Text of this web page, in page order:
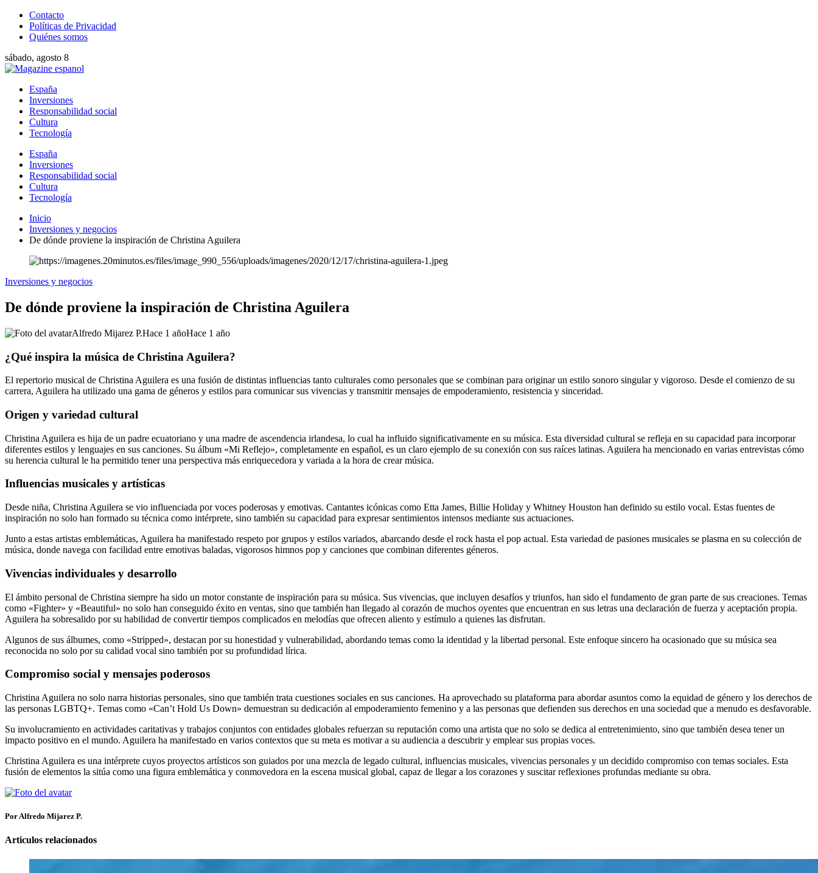
Contacto
Políticas de Privacidad
Quiénes somos
sábado, agosto 8
España
Inversiones
Responsabilidad social
Cultura
Tecnología
España
Inversiones
Responsabilidad social
Cultura
Tecnología
Inicio
Inversiones y negocios
De dónde proviene la inspiración de Christina Aguilera
Inversiones y negocios
De dónde proviene la inspiración de Christina Aguilera
Alfredo Mijarez P.Hace 1 añoHace 1 año
¿Qué inspira la música de Christina Aguilera?
El repertorio musical de Christina Aguilera es una fusión de distintas influencias tanto culturales como personales que se combinan para originar un estilo sonoro singular y vigoroso. Desde el comienzo de su
carrera, Aguilera ha utilizado una gama de géneros y estilos para comunicar sus vivencias y transmitir mensajes de empoderamiento, resistencia y sinceridad.
Origen y variedad cultural
Christina Aguilera es hija de un padre ecuatoriano y una madre de ascendencia irlandesa, lo cual ha influido significativamente en su música. Esta diversidad cultural se refleja en su capacidad para incorporar
diferentes estilos y lenguajes en sus canciones. Su álbum «Mi Reflejo», completamente en español, es un claro ejemplo de su conexión con sus raíces latinas. Aguilera ha mencionado en varias entrevistas cómo
su herencia cultural le ha permitido tener una perspectiva más enriquecedora y variada a la hora de crear música.
Influencias musicales y artísticas
Desde niña, Christina Aguilera se vio influenciada por voces poderosas y emotivas. Cantantes icónicas como Etta James, Billie Holiday y Whitney Houston han definido su estilo vocal. Estas fuentes de
inspiración no solo han formado su técnica como intérprete, sino también su capacidad para expresar sentimientos intensos mediante sus actuaciones.
Junto a estas artistas emblemáticas, Aguilera ha manifestado respeto por grupos y estilos variados, abarcando desde el rock hasta el pop actual. Esta variedad de pasiones musicales se plasma en su colección de
música, donde navega con facilidad entre emotivas baladas, vigorosos himnos pop y canciones que combinan diferentes géneros.
Vivencias individuales y desarrollo
El ámbito personal de Christina siempre ha sido un motor constante de inspiración para su música. Sus vivencias, que incluyen desafíos y triunfos, han sido el fundamento de gran parte de sus creaciones. Temas
como «Fighter» y «Beautiful» no solo han conseguido éxito en ventas, sino que también han llegado al corazón de muchos oyentes que encuentran en sus letras una declaración de fuerza y aceptación propia.
Aguilera ha sobresalido por su habilidad de convertir tiempos complicados en melodías que ofrecen aliento y estímulo a quienes las disfrutan.
Algunos de sus álbumes, como «Stripped», destacan por su honestidad y vulnerabilidad, abordando temas como la identidad y la libertad personal. Este enfoque sincero ha ocasionado que su música sea
reconocida no solo por su calidad vocal sino también por su profundidad lírica.
Compromiso social y mensajes poderosos
Christina Aguilera no solo narra historias personales, sino que también trata cuestiones sociales en sus canciones. Ha aprovechado su plataforma para abordar asuntos como la equidad de género y los derechos de
las personas LGBTQ+. Temas como «Can’t Hold Us Down» demuestran su dedicación al empoderamiento femenino y a las personas que defienden sus derechos en una sociedad que a menudo es desfavorable.
Su involucramiento en actividades caritativas y trabajos conjuntos con entidades globales refuerzan su reputación como una artista que no solo se dedica al entretenimiento, sino que también desea tener un
impacto positivo en el mundo. Aguilera ha manifestado en varios contextos que su meta es motivar a su audiencia a descubrir y emplear sus propias voces.
Christina Aguilera es una intérprete cuyos proyectos artísticos son guiados por una mezcla de legado cultural, influencias musicales, vivencias personales y un decidido compromiso con temas sociales. Esta
fusión de elementos la sitúa como una figura emblemática y conmovedora en la escena musical global, capaz de llegar a los corazones y suscitar reflexiones profundas mediante su obra.
Por Alfredo Mijarez P.
Articulos relacionados